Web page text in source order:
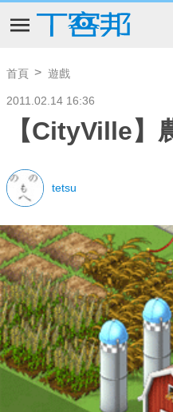
首頁 遊戲
2011.02.14 16:36
【CityVille】
tetsu